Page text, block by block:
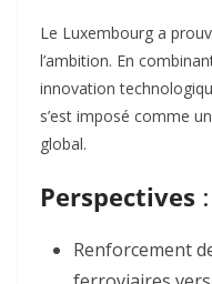
Le Luxembourg a
l’ambition. En
innovation
s’est imposé comme
global.
Perspectives :
Renforcement